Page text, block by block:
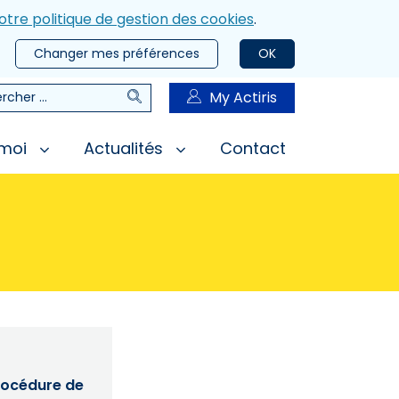
politique de gestion des cookies.
OK
Changer mes préférences
RechercherMy Actiris
Actualités Contact
de